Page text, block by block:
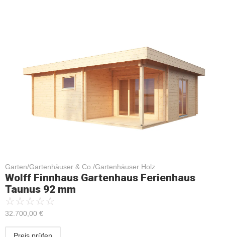
Garten/Gartenhäuser & Co./Gartenhäuser Holz
Wolff Finnhaus Gartenhaus Ferienhaus
Taunus 92 mm
☆☆☆☆☆
32.700,00 €
Preis prüfen